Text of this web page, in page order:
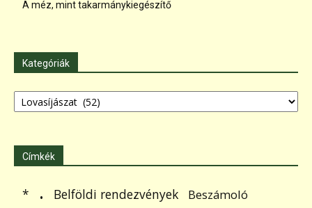
A méz, mint takarmánykiegészítő
Kategóriák
Kategóriák
Címkék
* . Belföldi rendezvények Beszámoló